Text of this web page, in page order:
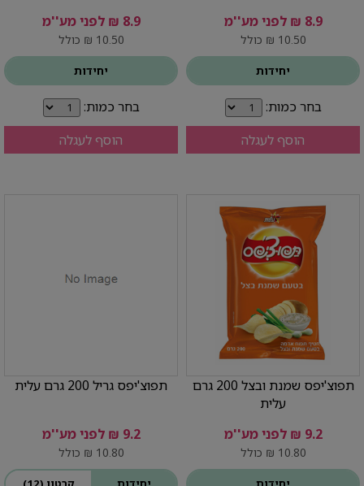
8.9 ₪ לפני מע''מ
10.50 ₪ כולל
יחידות
בחר כמות:
הוסף לעגלה
8.9 ₪ לפני מע''מ
10.50 ₪ כולל
יחידות
בחר כמות:
הוסף לעגלה
תפוצ'יפס שמנת ובצל 200 גרם
עלית
9.2 ₪ לפני מע''מ
10.80 ₪ כולל
תפוצ'יפס גריל 200 גרם עלית
9.2 ₪ לפני מע''מ
10.80 ₪ כולל